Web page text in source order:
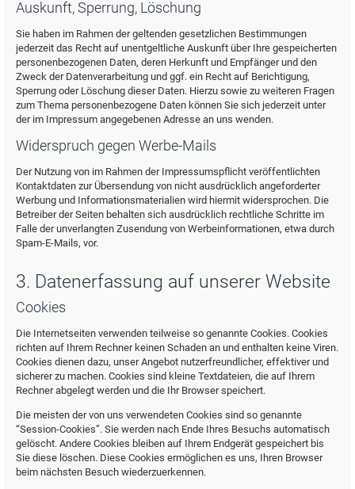
Auskunft, Sperrung, Löschung
Sie haben im Rahmen der geltenden gesetzlichen Bestimmungen
jederzeit das Recht auf unentgeltliche Auskunft über Ihre gespeicherten
personenbezogenen Daten, deren Herkunft und Empfänger und den
Zweck der Datenverarbeitung und ggf. ein Recht auf Berichtigung,
Sperrung oder Löschung dieser Daten. Hierzu sowie zu weiteren Fragen
zum Thema personenbezogene Daten können Sie sich jederzeit unter
der im Impressum angegebenen Adresse an uns wenden.
Widerspruch gegen Werbe-Mails
Der Nutzung von im Rahmen der Impressumspflicht veröffentlichten
Kontaktdaten zur Übersendung von nicht ausdrücklich angeforderter
Werbung und Informationsmaterialien wird hiermit widersprochen. Die
Betreiber der Seiten behalten sich ausdrücklich rechtliche Schritte im
Falle der unverlangten Zusendung von Werbeinformationen, etwa durch
Spam-E-Mails, vor.
3. Datenerfassung auf unserer Website
Cookies
Die Internetseiten verwenden teilweise so genannte Cookies. Cookies
richten auf Ihrem Rechner keinen Schaden an und enthalten keine Viren.
Cookies dienen dazu, unser Angebot nutzerfreundlicher, effektiver und
sicherer zu machen. Cookies sind kleine Textdateien, die auf Ihrem
Rechner abgelegt werden und die Ihr Browser speichert.
Die meisten der von uns verwendeten Cookies sind so genannte
“Session-Cookies”. Sie werden nach Ende Ihres Besuchs automatisch
gelöscht. Andere Cookies bleiben auf Ihrem Endgerät gespeichert bis
Sie diese löschen. Diese Cookies ermöglichen es uns, Ihren Browser
beim nächsten Besuch wiederzuerkennen.